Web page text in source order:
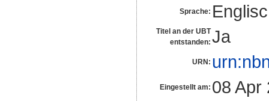
Sprache:
Titel an der UBT
entstanden: Ja
URN:
Eingestellt am: 08 Apr